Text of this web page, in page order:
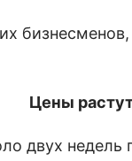
Цены
двух недель